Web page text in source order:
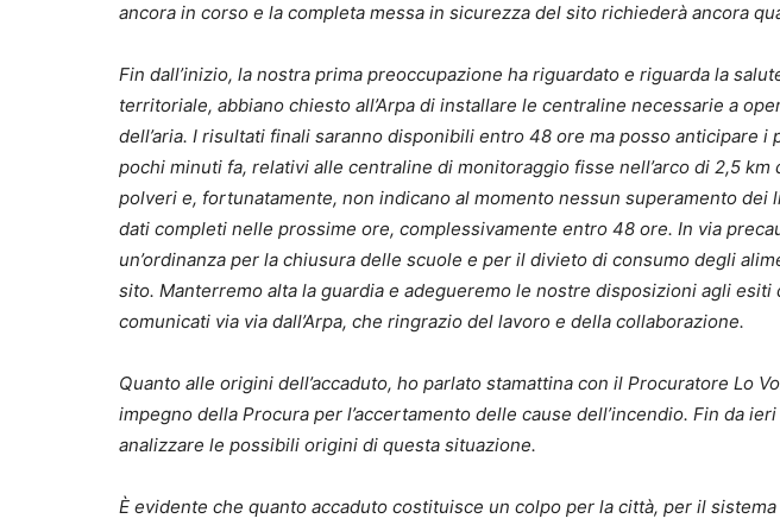
ancora in corso e la completa messa in sicurezza del sito richiederà ancora
Fin dall’inizio, la nostra prima preoccupazione ha riguardato e riguarda la
territoriale, abbiano chiesto all’Arpa di installare le centraline necessarie a
dell’aria. I risultati finali saranno disponibili entro 48 ore ma posso anticipare
pochi minuti fa, relativi alle centraline di monitoraggio fisse nell’arco di 2,5 km
polveri e, fortunatamente, non indicano al momento nessun superamento
dati completi nelle prossime ore, complessivamente entro 48 ore. In via
un’ordinanza per la chiusura delle scuole e per il divieto di consumo degli
sito. Manterremo alta la guardia e adegueremo le nostre disposizioni agli
comunicati via via dall’Arpa, che ringrazio del lavoro e della collaborazione.
Quanto alle origini dell’accaduto, ho parlato stamattina con il Procuratore Lo
impegno della Procura per l’accertamento delle cause dell’incendio. Fin da
analizzare le possibili origini di questa situazione.
È evidente che quanto accaduto costituisce un colpo per la città, per il